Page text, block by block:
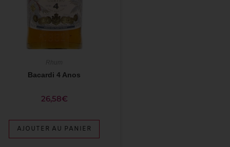
Bacardi 4 Anos
26,58€
AJOUTER AU PANIER